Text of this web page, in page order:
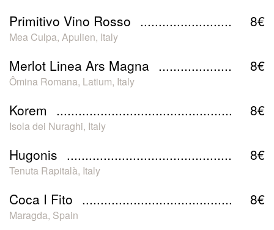
Primitivo Vino Rosso 8€
Mea Culpa, Apulien, Italy
Merlot Linea Ars Magna 8€
Ômina Romana, Latium, Italy
Korem 8€
Isola dei Nuraghi, Italy
Hugonis 8€
Tenuta Rapitalà, Italy
Coca I Fito 8€
Maragda, Spain